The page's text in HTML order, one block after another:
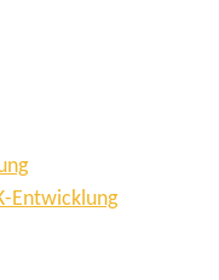
Entwicklung